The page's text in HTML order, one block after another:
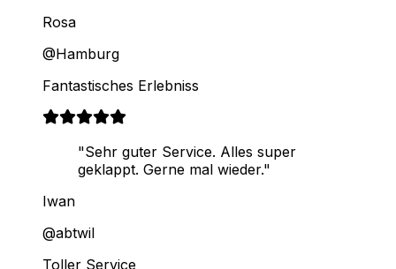
Rosa
@Hamburg
Fantastisches Erlebniss
"Sehr guter Service. Alles super
geklappt. Gerne mal wieder."
Iwan
@abtwil
Toller Service